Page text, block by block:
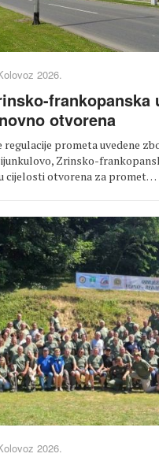
2026.
frankopanska
otvorena
prometa uvedene
Zrinsko-
cijelosti otvorena za promet…
2026.